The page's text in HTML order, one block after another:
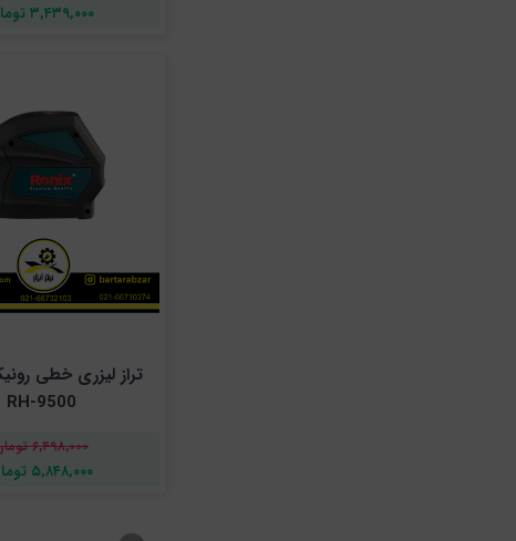
۳,۴۳۹,۰۰۰ تومان
تراز لیزری خطی
RH-9500
۶,۴۹۸,۰۰۰ تومان
۵,۸۴۸,۰۰۰ تومان